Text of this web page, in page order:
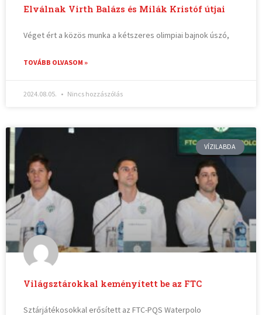
Elválnak Virth Balázs és Milák Kristóf útjai
Véget ért a közös munka a kétszeres olimpiai bajnok úszó,
TOVÁBB OLVASOM »
2024.08.05. Nincs hozzászólás
VÍZILABDA
Világsztárokkal keményített be az FTC
Sztárjátékosokkal erősített az FTC-PQS Waterpolo